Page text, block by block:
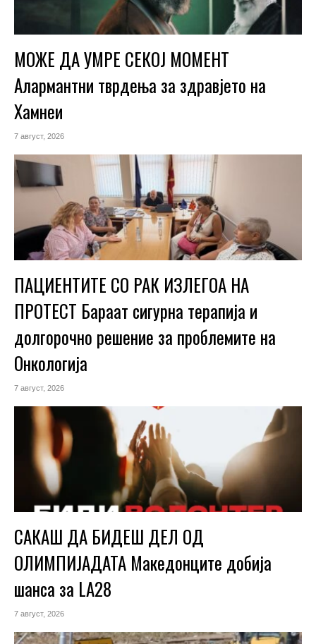
МОЖЕ ДА УМРЕ СЕКОЈ МОМЕНТ
Алармантни тврдења за здравјето на
Хамнеи
7 август, 2026
ПАЦИЕНТИТЕ СО РАК ИЗЛЕГОА НА
ПРОТЕСТ Бараат сигурна терапија и
долгорочно решение за проблемите на
Онкологија
7 август, 2026
САКАШ ДА БИДЕШ ДЕЛ ОД
ОЛИМПИЈАДАТА Македонците добија
шанса за LA28
7 август, 2026